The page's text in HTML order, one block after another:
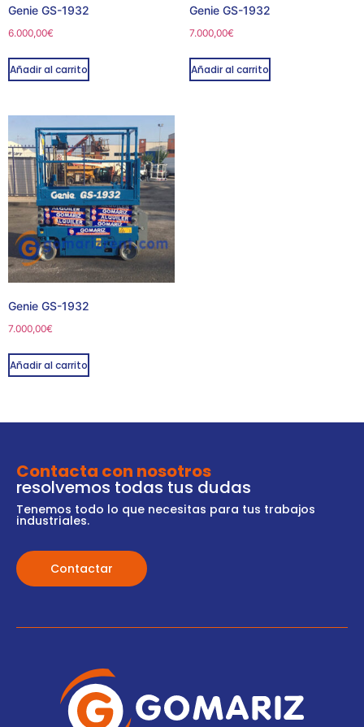
Genie GS-1932
6.000,00€
Añadir al carrito
Genie GS-1932
7.000,00€
Añadir al carrito
Genie GS-1932
7.000,00€
Añadir al carrito
Contacta con nosotros
resolvemos todas tus dudas
Tenemos todo lo que necesitas para tus trabajos
industriales.
Contactar